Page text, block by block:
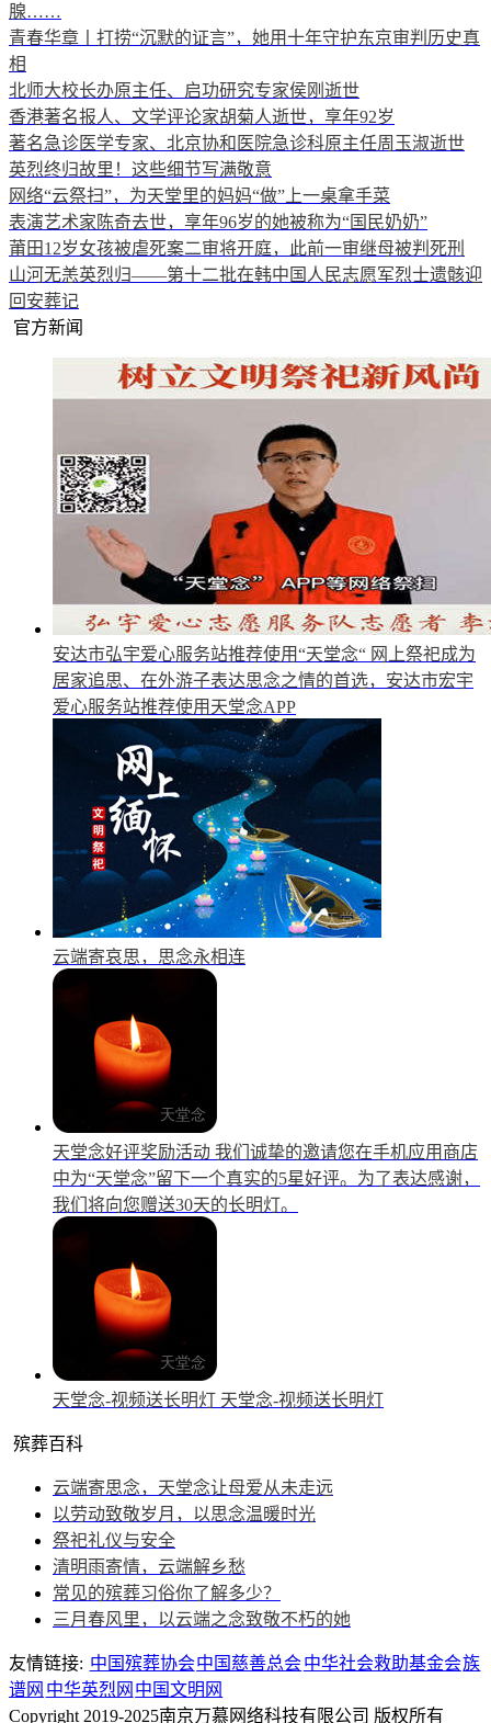
腺……
青春华章丨打捞“沉默的证言”，她用十年守护东京审判历史真
相
北师大校长办原主任、启功研究专家侯刚逝世
香港著名报人、文学评论家胡菊人逝世，享年92岁
著名急诊医学专家、北京协和医院急诊科原主任周玉淑逝世
英烈终归故里！这些细节写满敬意
网络“云祭扫”，为天堂里的妈妈“做”上一桌拿手菜
表演艺术家陈奇去世，享年96岁的她被称为“国民奶奶”
莆田12岁女孩被虐死案二审将开庭，此前一审继母被判死刑
山河无恙英烈归——第十二批在韩中国人民志愿军烈士遗骸迎
回安葬记
官方新闻
安达市弘宇爱心服务站推荐使用“天堂念“ 网上祭祀成为
居家追思、在外游子表达思念之情的首选，安达市宏宇
爱心服务站推荐使用天堂念APP
云端寄哀思，思念永相连
天堂念好评奖励活动 我们诚挚的邀请您在手机应用商店
中为“天堂念”留下一个真实的5星好评。为了表达感谢，
我们将向您赠送30天的长明灯。
天堂念-视频送长明灯 天堂念-视频送长明灯
殡葬百科
云端寄思念，天堂念让母爱从未走远
以劳动致敬岁月，以思念温暖时光
祭祀礼仪与安全
清明雨寄情，云端解乡愁
常见的殡葬习俗你了解多少？
三月春风里，以云端之念致敬不朽的她
友情链接: 中国殡葬协会中国慈善总会中华社会救助基金会族
谱网 中华英烈网 中国文明网
Copyright 2019-2025南京万慕网络科技有限公司 版权所有